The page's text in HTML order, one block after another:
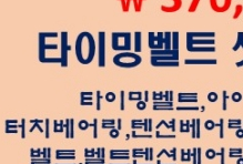
엮인글0
댓글2